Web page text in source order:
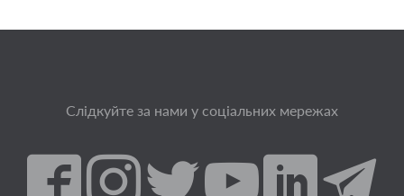
Слідкуйте за нами у соціальних мережах